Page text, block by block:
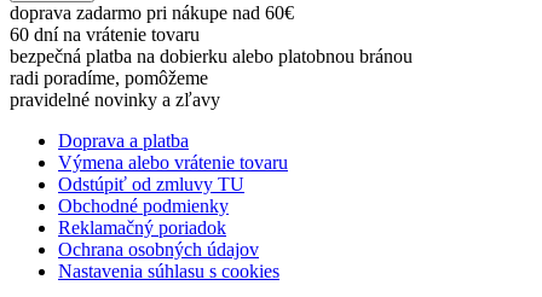
doprava zadarmo pri nákupe nad 60€
60 dní na vrátenie tovaru
bezpečná platba na dobierku alebo platobnou bránou
radi poradíme, pomôžeme
pravidelné novinky a zľavy
Doprava a platba
Výmena alebo vrátenie tovaru
Odstúpiť od zmluvy TU
Obchodné podmienky
Reklamačný poriadok
Ochrana osobných údajov
Nastavenia súhlasu s cookies